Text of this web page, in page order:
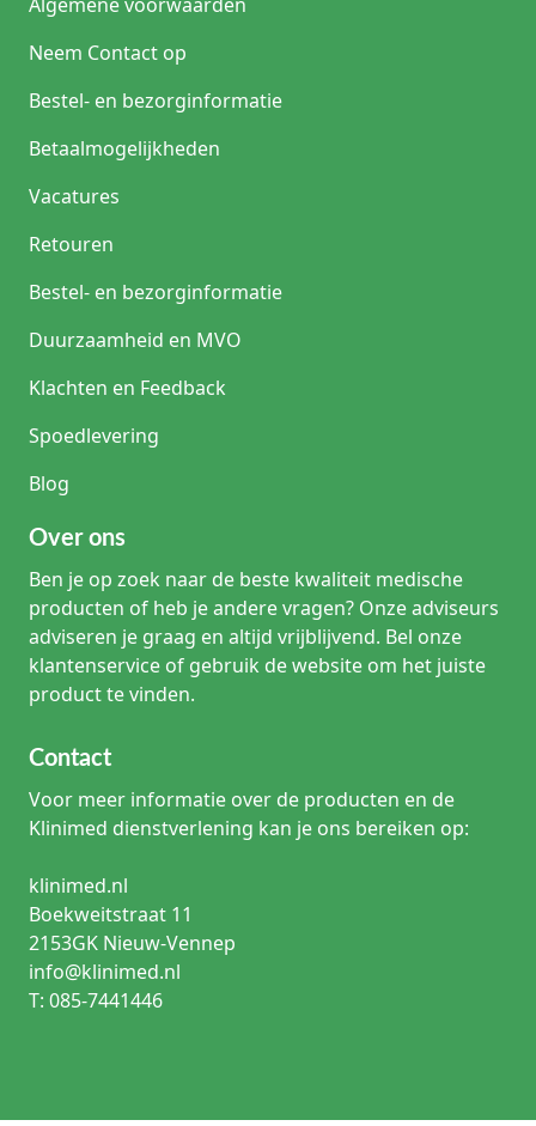
Neem Contact op
Bestel- en bezorginformatie
Betaalmogelijkheden
Vacatures
Retouren
Bestel- en bezorginformatie
Duurzaamheid en MVO
Klachten en Feedback
Spoedlevering
Blog
Over ons
Ben je op zoek naar de beste kwaliteit medische
producten of heb je andere vragen? Onze adviseurs
adviseren je graag en altijd vrijblijvend. Bel onze
klantenservice of gebruik de website om het juiste
product te vinden.
Contact
Voor meer informatie over de producten en de
Klinimed dienstverlening kan je ons bereiken op:
klinimed.nl
Boekweitstraat 11
2153GK Nieuw-Vennep
info@klinimed.nl
T: 085-7441446